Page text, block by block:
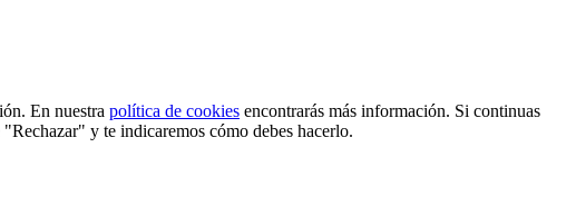
En nuestra política de cookies encontrarás más información. Si continuas
y te indicaremos cómo debes hacerlo.